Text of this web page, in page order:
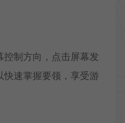
制方向，点击屏幕发
速掌握要领，享受游